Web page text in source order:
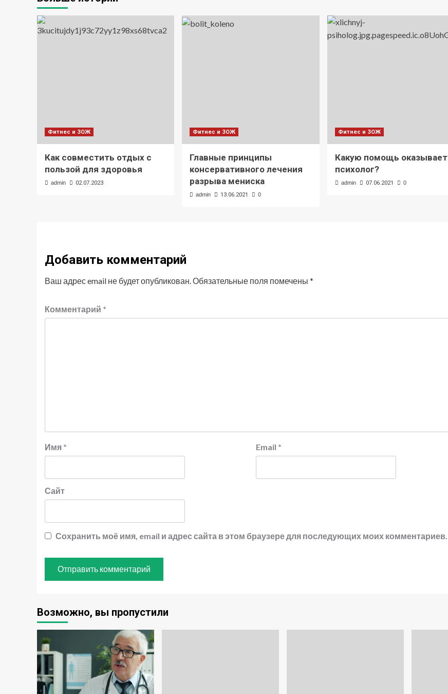
Фитнес и ЗОЖ
Как совместить отдых с
пользой для здоровья
admin 02.07.2023
Фитнес и ЗОЖ
Главные принципы
консервативного лечения
разрыва мениска
admin 13.06.2021 0
Фитнес и ЗОЖ
Какую помощь оказывает
психолог?
admin 07.06.2021 0
Добавить комментарий
Ваш адрес email не будет опубликован.Обязательные поля помечены *
Комментарий *
Имя * Email *
Сайт
Сохранить моё имя, email и адрес сайта в этом браузере для последующих моих комментариев.
Возможно, вы пропустили